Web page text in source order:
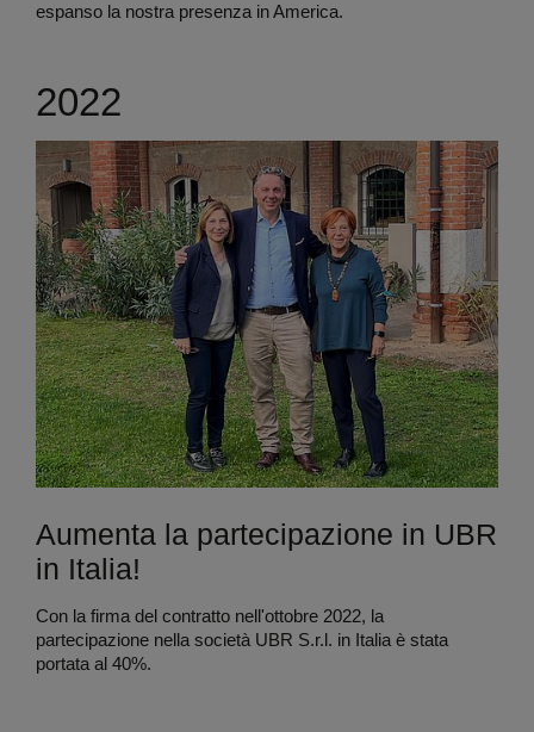
espanso la nostra presenza in America.
2022
Aumenta la partecipazione in UBR
in Italia!
Con la firma del contratto nell'ottobre 2022, la
partecipazione nella società UBR S.r.l. in Italia è stata
portata al 40%.